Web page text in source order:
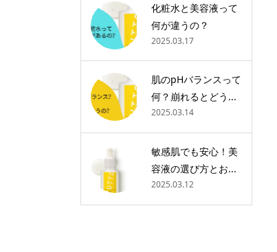
化粧水と美容液って
何が違うの？
2025.03.17
肌のpHバランスって
何？崩れるとどう...
2025.03.14
敏感肌でも安心！美
容液の選び方とお...
2025.03.12